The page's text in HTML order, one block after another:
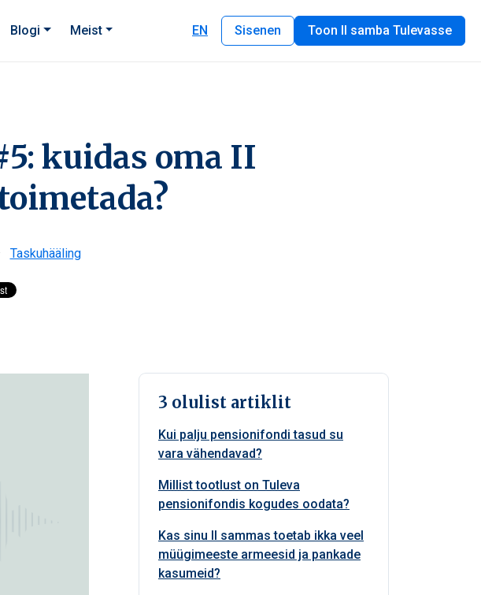
Blogi Meist EN Sisenen Toon II samba Tulevasse
kuidas oma II
Taskuhääling
3 olulist artiklit
Kui palju pensionifondi tasud su
vara vähendavad?
Millist tootlust on Tuleva
pensionifondis kogudes oodata?
Kas sinu II sammas toetab ikka veel
müügimeeste armeesid ja pankade
kasumeid?